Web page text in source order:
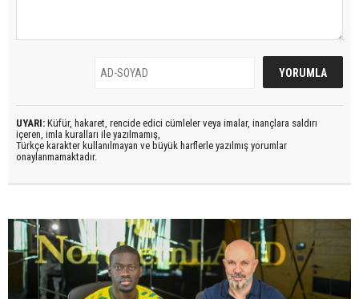
UYARI: Küfür, hakaret, rencide edici cümleler veya imalar, inançlara saldırı
içeren, imla kuralları ile yazılmamış,
Türkçe karakter kullanılmayan ve büyük harflerle yazılmış yorumlar
onaylanmamaktadır.